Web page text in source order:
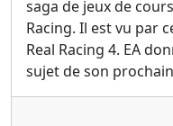
saga de jeux de
Racing. Il est vu par
Real Racing 4. EA
sujet de son